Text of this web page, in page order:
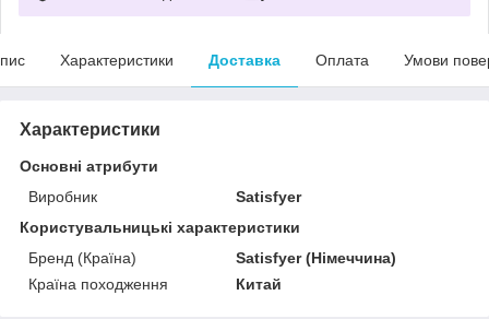
Характеристики Доставка Оплата Умови
Характеристики
Основні атрибути
Виробник
Satisfyer
Користувальницькі характеристики
Бренд (Країна)
Satisfyer (Німеччина)
Країна походження
Китай